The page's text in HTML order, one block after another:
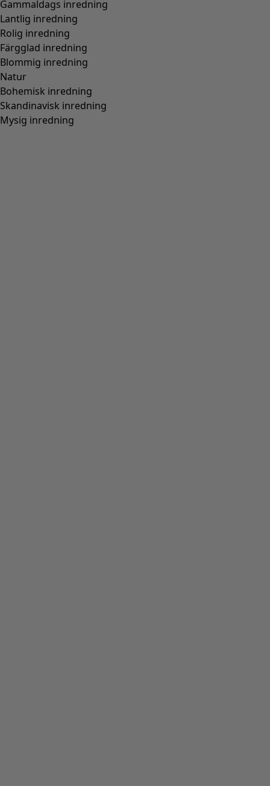
Gammaldags inredning
Lantlig inredning
Rolig inredning
Färgglad inredning
Blommig inredning
Natur
Bohemisk inredning
Skandinavisk inredning
Mysig inredning